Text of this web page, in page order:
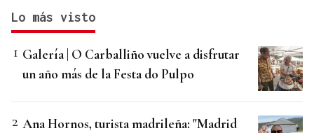
Lo más visto
Galería | O Carballiño vuelve a disfrutar
un año más de la Festa do Pulpo
Ana Hornos, turista madrileña: "Madrid